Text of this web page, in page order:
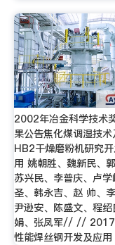
2002年冶金科学技术
果公告焦化煤调湿技
HB2干燥磨粉机研究
用 姚朝胜、魏新民、郭
苏兴民、李普庆、卢
圣、韩永吉、赵 帅、李
尹逊安、陈盛文、程
娟、张凤军// //
性能焊丝钢开发及应用